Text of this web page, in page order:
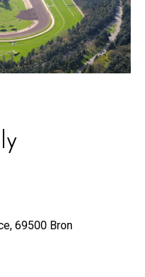
69500 Bron